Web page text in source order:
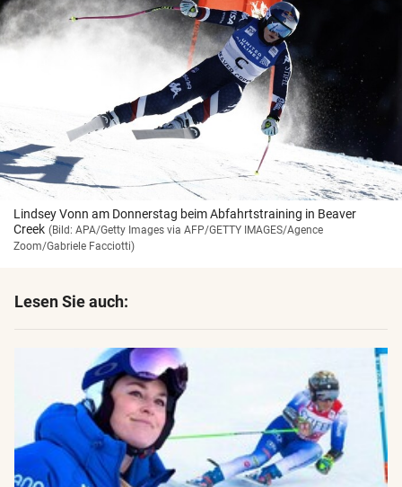
Lindsey Vonn am Donnerstag beim Abfahrtstraining in Beaver
Creek (Bild: APA/Getty Images via AFP/GETTY IMAGES/Agence
Zoom/Gabriele Facciotti)
Lesen Sie auch: